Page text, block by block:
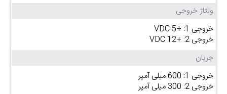
ولتاژ خروجی
خروجی 1: +5 VDC
خروجی 2: +12 VDC
جریان
خروجی 1: 600 میلی آمپر
خروجی 2: 300 میلی آمپر